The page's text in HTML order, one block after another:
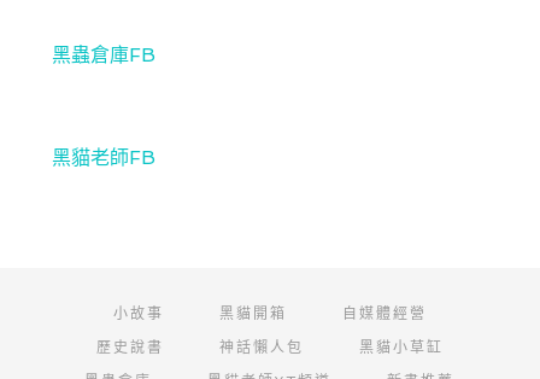
黑蟲倉庫FB
黑貓老師FB
小故事 黑貓開箱
自媒體經營
歷史說書
神話懶人包
黑貓小草缸